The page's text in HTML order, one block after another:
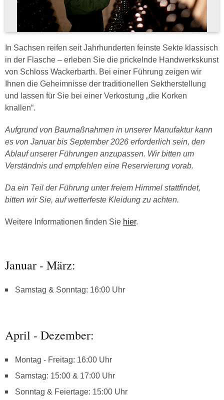
In Sachsen reifen seit Jahrhunderten feinste Sekte klassisch
in der Flasche – erleben Sie die prickelnde Handwerkskunst
von Schloss Wackerbarth. Bei einer Führung zeigen wir
Ihnen die Geheimnisse der traditionellen Sektherstellung
und lassen für Sie bei einer Verkostung „die Korken
knallen“.
Aufgrund von Baumaßnahmen in unserer Manufaktur kann
es von Januar bis September 2026 erforderlich sein, den
Ablauf unserer Führungen anzupassen. Wir bitten um
Verständnis und empfehlen eine Reservierung vorab.
Da ein Teil der Führung unter freiem Himmel stattfindet,
bitten wir Sie, auf wetterfeste Kleidung zu achten.
Weitere Informationen finden Sie hier.
Januar - März:
Samstag & Sonntag: 16:00 Uhr
April - Dezember:
Montag - Freitag: 16:00 Uhr
Samstag: 15:00 & 17:00 Uhr
Sonntag & Feiertage: 15:00 Uhr